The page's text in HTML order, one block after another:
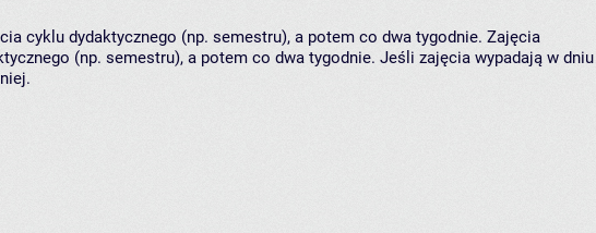
cyklu dydaktycznego (np. semestru), a potem co dwa tygodnie. Zajęcia
(np. semestru), a potem co dwa tygodnie. Jeśli zajęcia wypadają w dniu